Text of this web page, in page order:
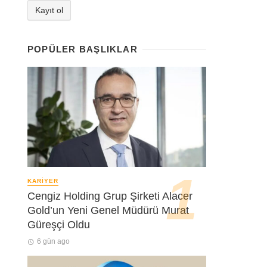
POPÜLER BAŞLIKLAR
KARIYER
Cengiz Holding Grup Şirketi Alacer
Gold’un Yeni Genel Müdürü Murat
Güreşçi Oldu
6 gün ago